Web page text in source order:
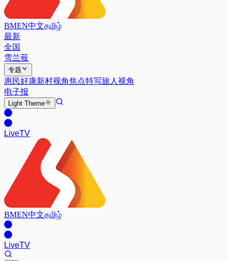
BMEN中文தமிழ்
最新
全国
雪兰莪
专题
惠民好康新村视角焦点特写旅人视角
电子报
Light Theme
LiveTV
BMEN中文தமிழ்
LiveTV